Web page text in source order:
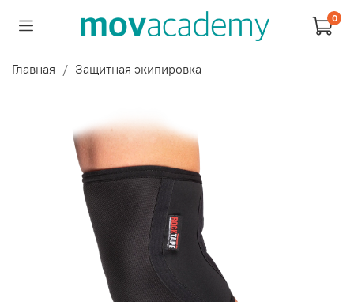
0
Главная Защитная экипировка